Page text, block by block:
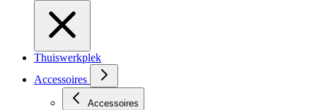
Thuiswerkplek
Accessoires
Accessoires